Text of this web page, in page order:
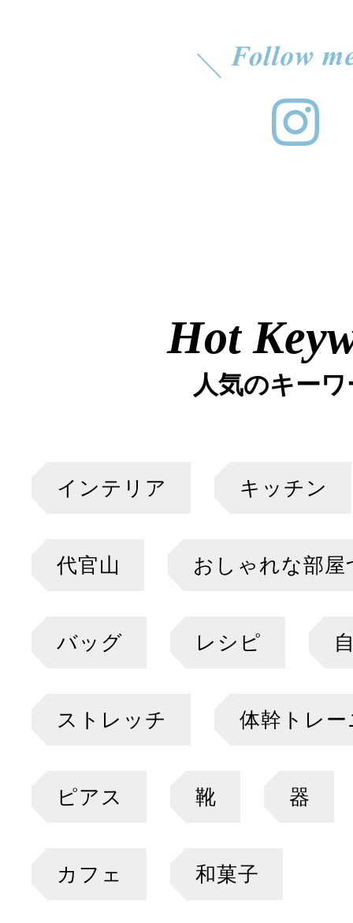
Hot
人気のキー
インテリア キッチン
代官山 おしゃれな部屋
バッグ レシピ
ストレッチ 体幹トレ
ピアス 靴 器
カフェ 和菓子